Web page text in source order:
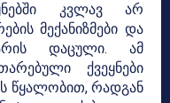
კვლავ არ
მექანიზმები და
დაცული. ამ
ქვეყნები
წყალობით, რადგან